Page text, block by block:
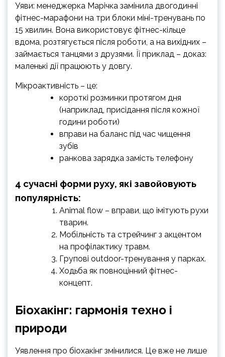
Уяви: менеджерка Марічка замінила двогодинні
фітнес-марафони на три блоки міні-тренувань по
15 хвилин. Вона використовує фітнес-кільце
вдома, розтягується після роботи, а на вихідних –
займається танцями з друзями. Її приклад – доказ:
маленькі дії працюють у довгу.
Мікроактивність – це:
короткі розминки протягом дня
(наприклад, присідання після кожної
години роботи)
вправи на баланс під час чищення
зубів
ранкова зарядка замість телефону
4 сучасні форми руху, які завойовують
популярність:
Animal flow – вправи, що імітують рухи
тварин.
Мобільність та стрейчинг з акцентом
на профілактику травм.
Групові outdoor-тренування у парках.
Ходьба як повноцінний фітнес-
концепт.
Біохакінг: гармонія техно і
природи
Уявлення про біохакінг змінилися. Це вже не лише